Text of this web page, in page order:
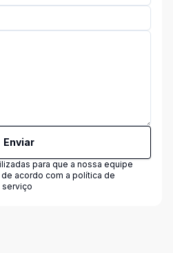
Enviar
para que a nossa equipe
acordo com a política de
serviço